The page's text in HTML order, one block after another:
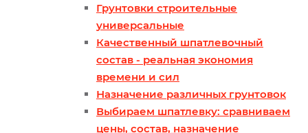
Грунтовки строительные
универсальные
Качественный шпатлевочный
состав - реальная экономия
времени и сил
Назначение различных грунтовок
Выбираем шпатлевку: сравниваем
цены, состав, назначение